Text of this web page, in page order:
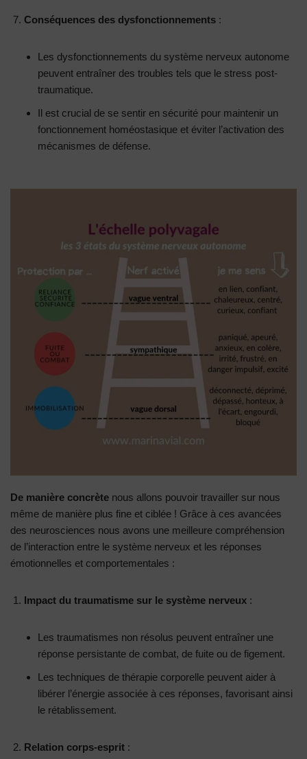
Conséquences des dysfonctionnements :
Les dysfonctionnements du système nerveux autonome
peuvent entraîner des troubles tels que le stress post-
traumatique.
Il est crucial de se sentir en sécurité pour maintenir un
fonctionnement homéostasique et éviter l’activation des
mécanismes de défense.
De manière concrète nous allons pouvoir travailler sur nous
même de manière plus fine et ciblée ! Grâce à ces avancées
des neurosciences nous avons une meilleure compréhension
de l’interaction entre le système nerveux et les réponses
émotionnelles et comportementales :
Impact du traumatisme sur le système nerveux :
Les traumatismes non résolus peuvent entraîner une
réponse persistante de combat, de fuite ou de figement.
Les techniques de thérapie corporelle peuvent aider à
libérer l’énergie associée à ces réponses, favorisant ainsi
le rétablissement.
Relation corps-esprit :